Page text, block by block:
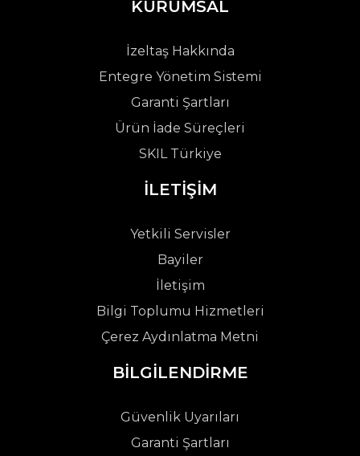
KURUMSAL
İzeltaş Hakkında
Entegre Yönetim Sistemi
Garanti Şartları
Ürün İade Süreçleri
SKIL Türkiye
İLETİŞİM
Yetkili Servisler
Bayiler
İletişim
Bilgi Toplumu Hizmetleri
Çerez Aydınlatma Metni
BİLGİLENDİRME
Güvenlik Uyarıları
Garanti Şartları